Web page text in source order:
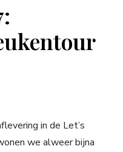
in de Let’s
we alweer bijna